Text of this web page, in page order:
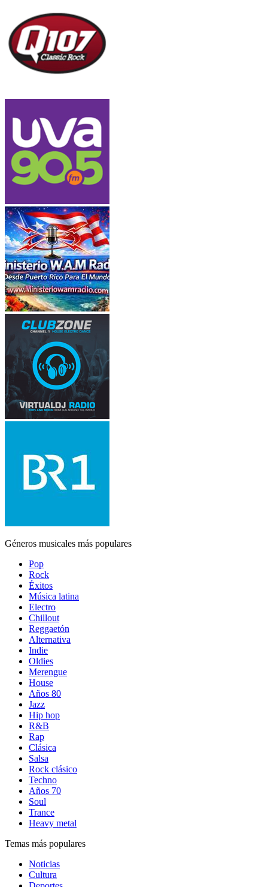
Géneros musicales más populares
Pop
Rock
Éxitos
Música latina
Electro
Chillout
Reggaetón
Alternativa
Indie
Oldies
Merengue
House
Años 80
Jazz
Hip hop
R&B
Rap
Clásica
Salsa
Rock clásico
Techno
Años 70
Soul
Trance
Heavy metal
Temas más populares
Noticias
Cultura